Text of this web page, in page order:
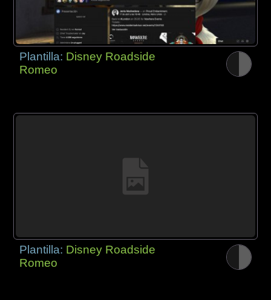
Plantilla: Disney Roadside
Romeo
Plantilla: Disney Roadside
Romeo